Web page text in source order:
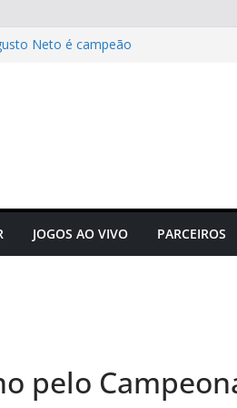
Neto é campeão
futebol maranhense
do jogo Maranhão x
para evitar lesões
JOGOS AO VIVO PARCEIROS
pelo